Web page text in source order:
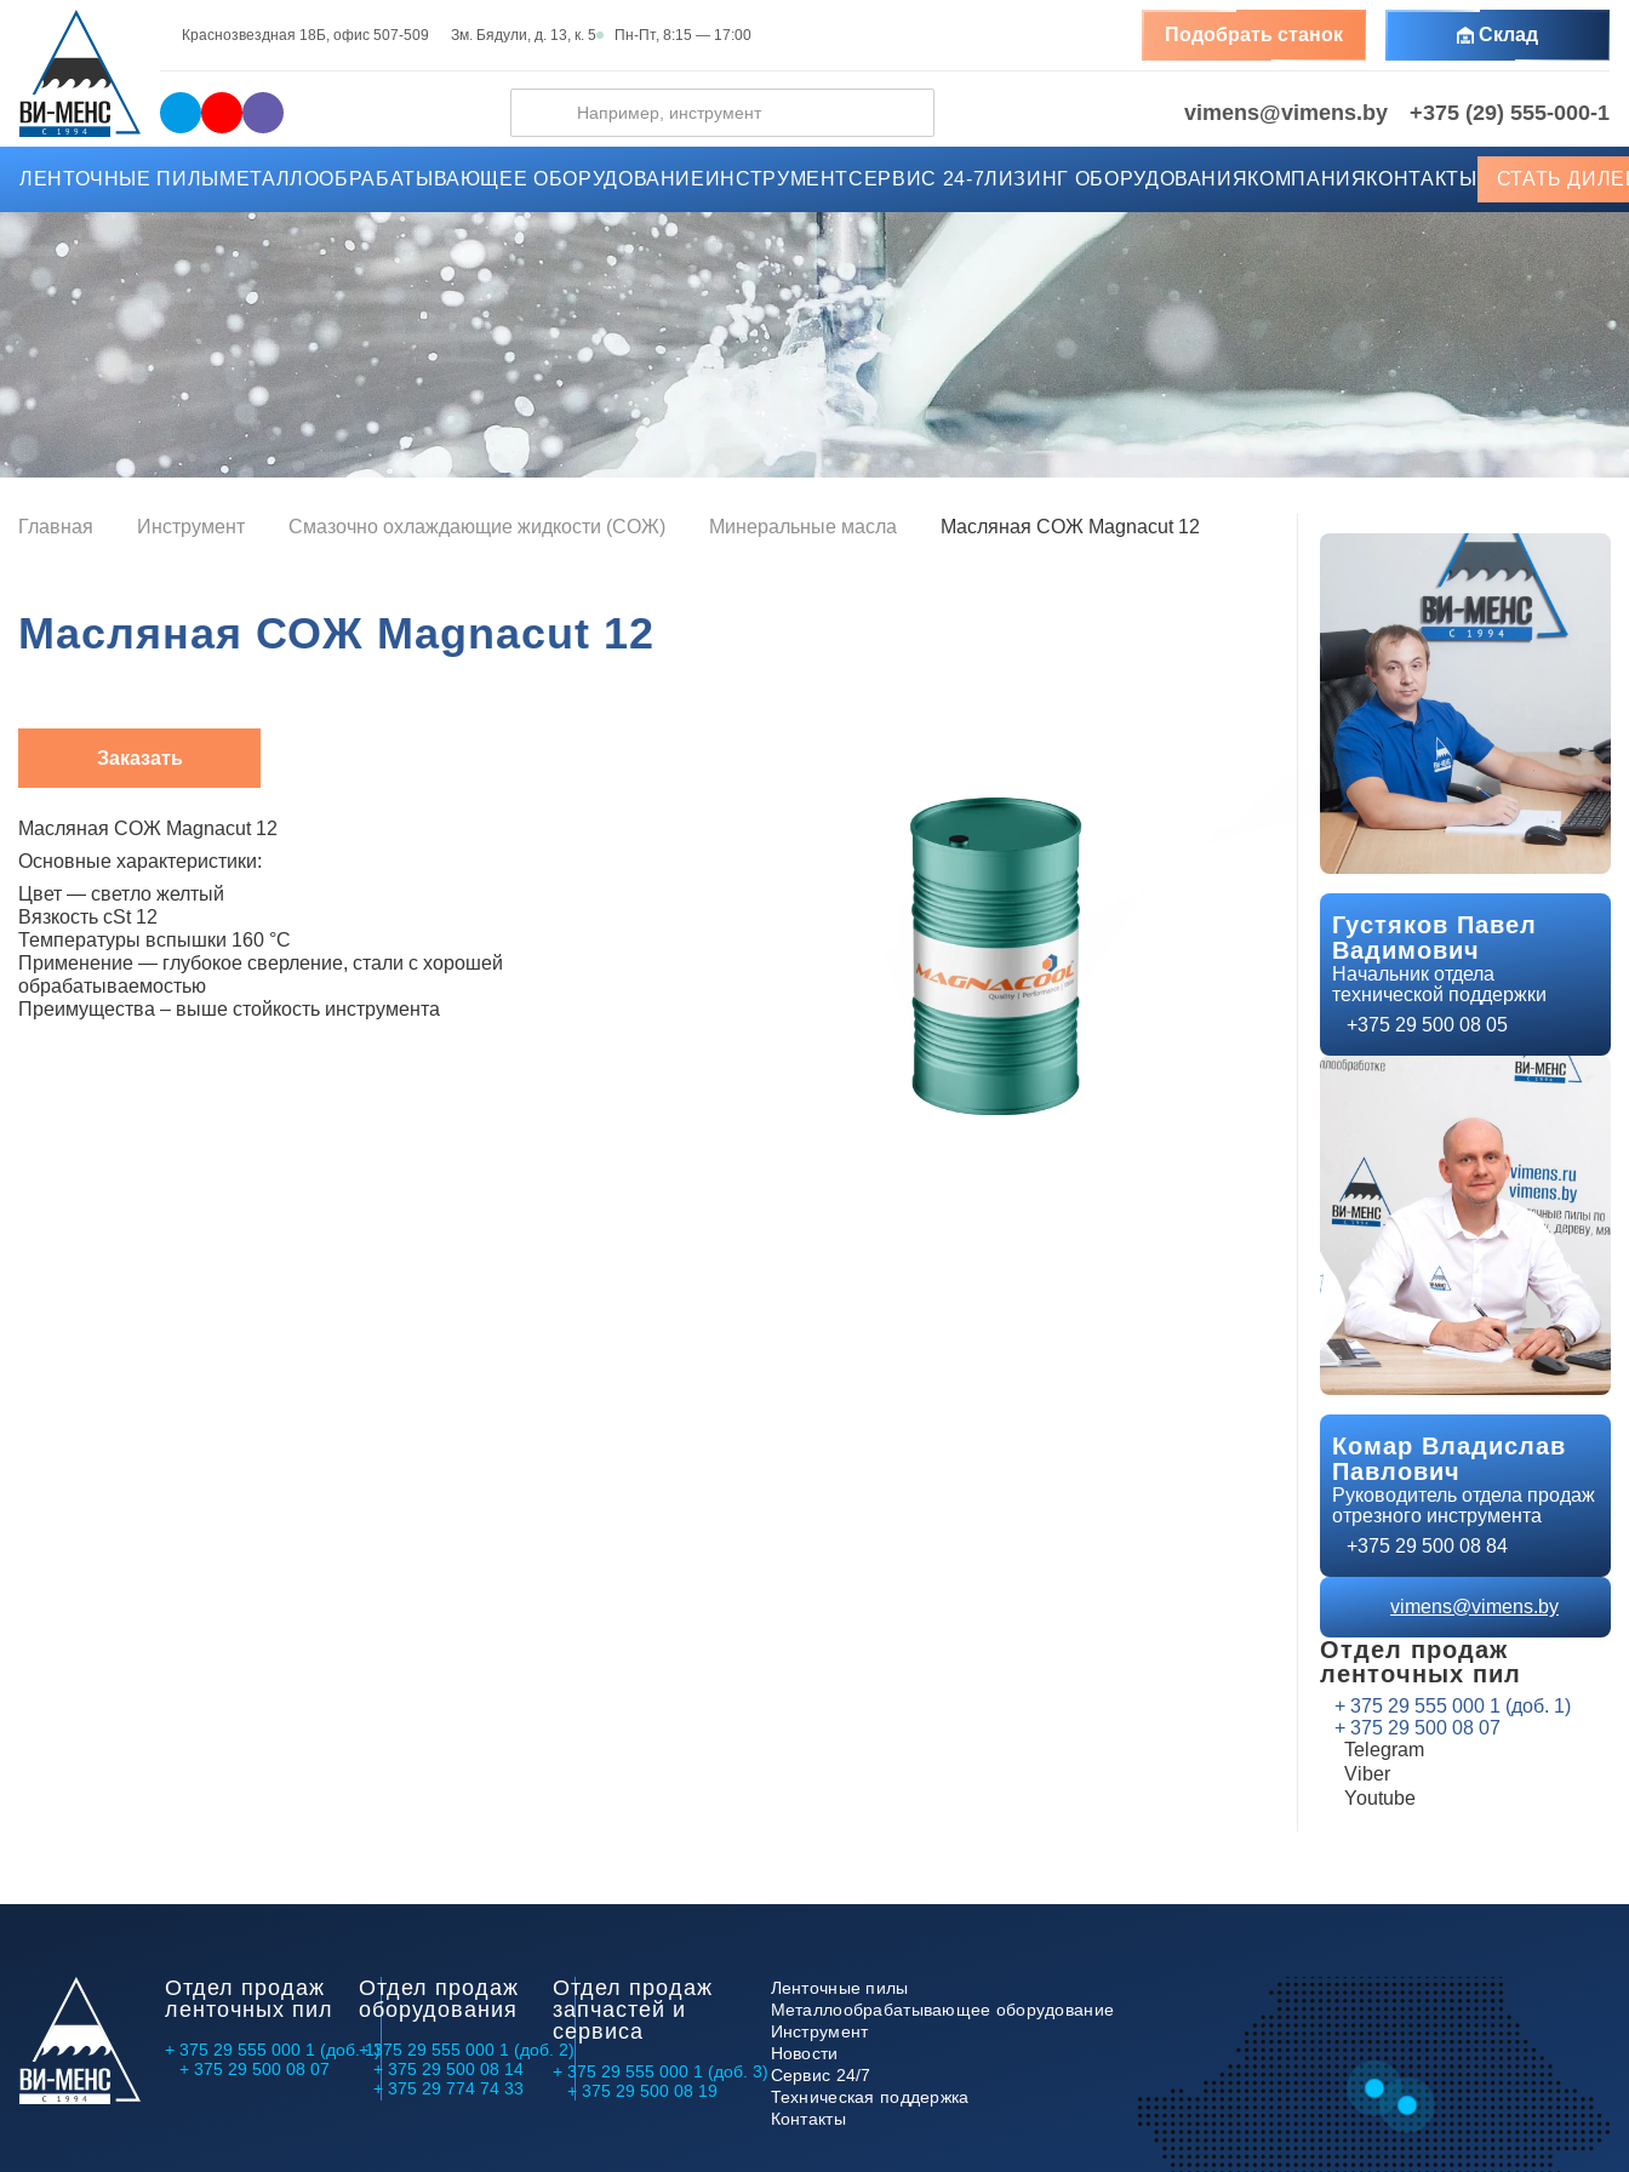
Краснозвездная 18Б, офис 507-509 Зм. Бядули, д. 13, к. 5 Пн-Пт, 8:15 — 17:00 Подобрать станок Склад
vimens@vimens.by +375 (29) 555-000-1
ЛЕНТОЧНЫЕ ПИЛЫ МЕТАЛЛООБРАБАТЫВАЮЩЕЕ ОБОРУДОВАНИЕ ИНСТРУМЕНТСЕРВИС 24-7ЛИЗИНГ ОБОРУДОВАНИЯ КОМПАНИЯ КОНТАКТЫ СТАТЬ
Главная Инструмент Смазочно охлаждающие жидкости (СОЖ) Минеральные масла Масляная СОЖ Magnacut 12
Масляная СОЖ Magnacut 12
Заказать
Масляная СОЖ Magnacut 12
Основные характеристики:
Цвет — светло желтый
Вязкость cSt 12
Температуры вспышки 160 °С
Применение — глубокое сверление, стали с хорошей
обрабатываемостью
Преимущества – выше стойкость инструмента
Густяков Павел
Вадимович
Начальник отдела
технической поддержки
+375 29 500 08 05
Комар Владислав
Павлович
Руководитель отдела продаж
отрезного инструмента
+375 29 500 08 84
vimens@vimens.by
Отдел продаж
ленточных пил
+ 375 29 555 000 1 (доб. 1)
+ 375 29 500 08 07
Telegram
Viber
Youtube
Отдел продаж
ленточных пил
+ 375 29 555 000 1 (доб. 1)
+ 375 29 500 08 07
Отдел продаж
оборудования
+ 375 29 555 000 1 (доб. 2)
+ 375 29 500 08 14
+ 375 29 774 74 33
Отдел продаж
запчастей и
сервиса
+ 375 29 555 000 1 (доб. 3)
+ 375 29 500 08 19
Ленточные пилы
Металлообрабатывающее оборудование
Инструмент
Новости
Сервис 24/7
Техническая поддержка
Контакты